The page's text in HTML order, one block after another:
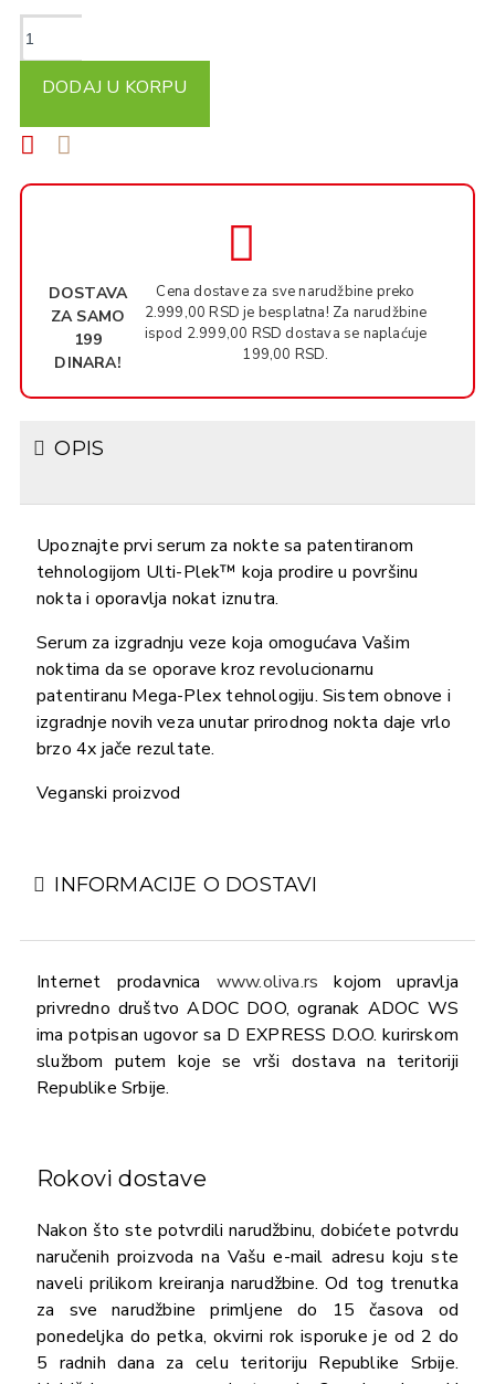
DODAJ U KORPU
DOSTAVA
ZA SAMO
199
DINARA!
Cena dostave za sve narudžbine preko
2.999,00 RSD je besplatna! Za narudžbine
ispod 2.999,00 RSD dostava se naplaćuje
199,00 RSD.
OPIS
Upoznajte prvi serum za nokte sa patentiranom
tehnologijom Ulti-Plek™ koja prodire u površinu
nokta i oporavlja nokat iznutra.
Serum za izgradnju veze koja omogućava Vašim
noktima da se oporave kroz revolucionarnu
patentiranu Mega-Plex tehnologiju. Sistem obnove i
izgradnje novih veza unutar prirodnog nokta daje vrlo
brzo 4x jače rezultate.
Veganski proizvod
INFORMACIJE O DOSTAVI
Internet prodavnica www.oliva.rs kojom upravlja
privredno društvo ADOC DOO, ogranak ADOC WS
ima potpisan ugovor sa D EXPRESS D.O.O. kurirskom
službom putem koje se vrši dostava na teritoriji
Republike Srbije.
Rokovi dostave
Nakon što ste potvrdili narudžbinu, dobićete potvrdu
naručenih proizvoda na Vašu e-mail adresu koju ste
naveli prilikom kreiranja narudžbine. Od tog trenutka
za sve narudžbine primljene do 15 časova od
ponedeljka do petka, okvirni rok isporuke je od 2 do
5 radnih dana za celu teritoriju Republike Srbije.